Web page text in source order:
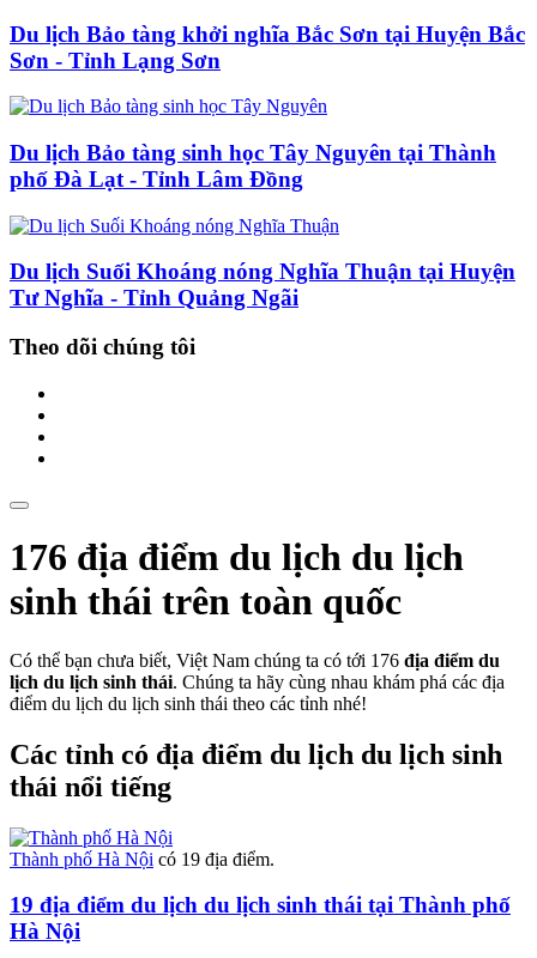
Du lịch Bảo tàng khởi nghĩa Bắc Sơn tại Huyện Bắc
Sơn - Tỉnh Lạng Sơn
Du lịch Bảo tàng sinh học Tây Nguyên tại Thành
phố Đà Lạt - Tỉnh Lâm Đồng
Du lịch Suối Khoáng nóng Nghĩa Thuận tại Huyện
Tư Nghĩa - Tỉnh Quảng Ngãi
Theo dõi chúng tôi
176 địa điểm du lịch du lịch
sinh thái trên toàn quốc
Có thể bạn chưa biết, Việt Nam chúng ta có tới 176 địa điểm du
lịch du lịch sinh thái. Chúng ta hãy cùng nhau khám phá các địa
điểm du lịch du lịch sinh thái theo các tỉnh nhé!
Các tỉnh có địa điểm du lịch du lịch sinh
thái nổi tiếng
Thành phố Hà Nội có 19 địa điểm.
19 địa điểm du lịch du lịch sinh thái tại Thành phố
Hà Nội